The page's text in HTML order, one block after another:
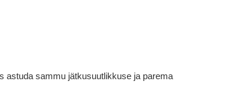
astuda sammu jätkusuutlikkuse ja parema